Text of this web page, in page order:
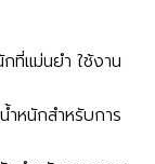
ที่แม่นยำ ใช้งาน
ำหนักสำหรับการ